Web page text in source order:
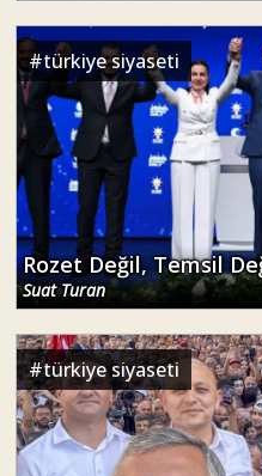
#türkiye siyaseti
Rozet Değil, Temsil
Suat Turan
#türkiye siyaseti